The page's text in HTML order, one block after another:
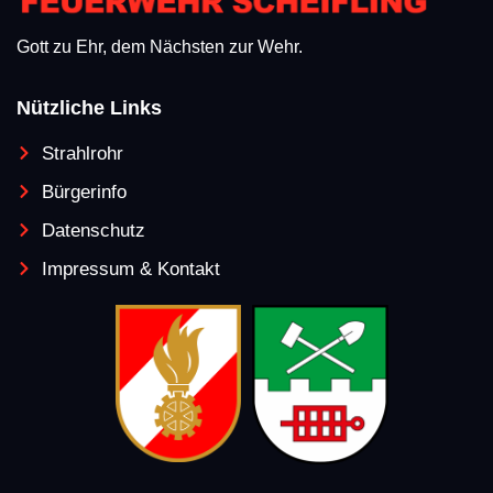
Gott zu Ehr, dem Nächsten zur Wehr.
Nützliche Links
Strahlrohr
Bürgerinfo
Datenschutz
Impressum & Kontakt